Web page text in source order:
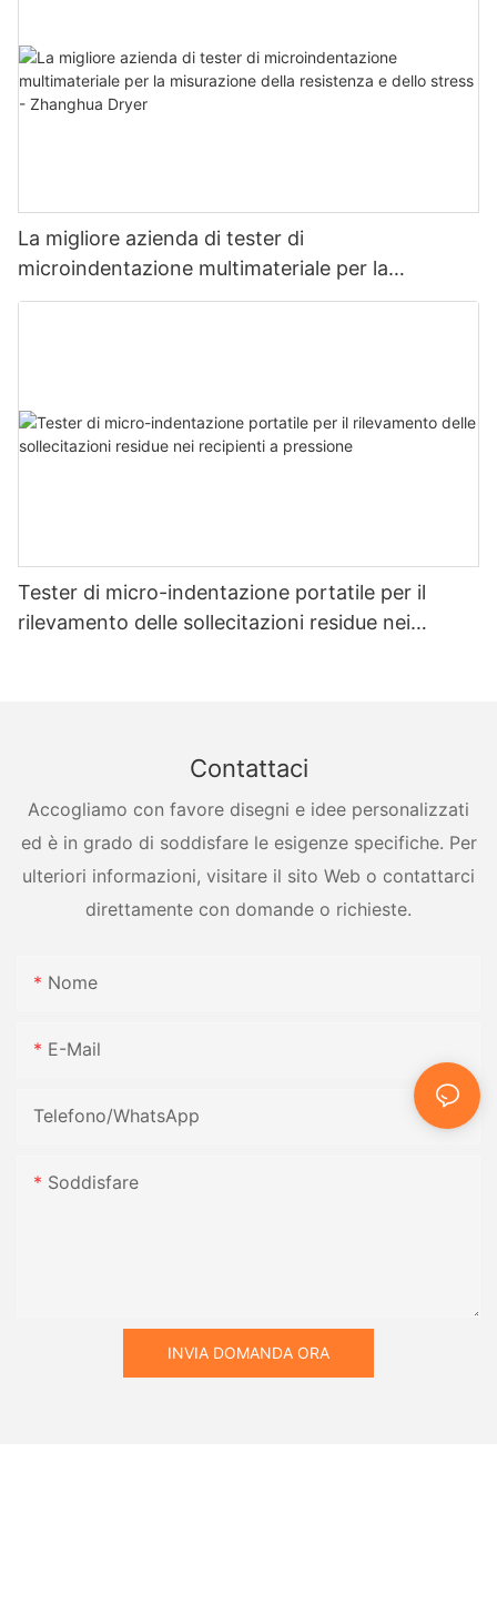
La migliore azienda di tester di
microindentazione multimateriale per la
misurazione della resistenza e dello stress -
Tester di micro-indentazione portatile per il
rilevamento delle sollecitazioni residue nei
Contattaci
Accogliamo con favore disegni e idee personalizzati
ed è in grado di soddisfare le esigenze specifiche. Per
ulteriori informazioni, visitare il sito Web o contattarci
direttamente con domande o richieste.
Nome
E-Mail
Telefono/WhatsApp
Soddisfare
INVIA DOMANDA ORA